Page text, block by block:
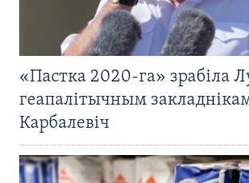
«Пастка 2020-га» зрабіла
геапалітычным
Карбалевіч